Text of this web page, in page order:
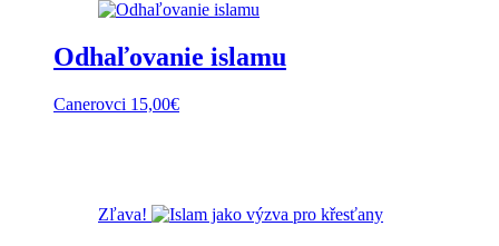
Odhaľovanie islamu
Canerovci 15,00€
Zľava!